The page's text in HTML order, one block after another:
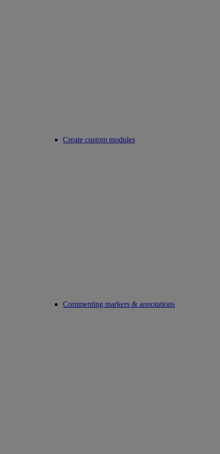
Create custom modules
Commenting markers & annotations